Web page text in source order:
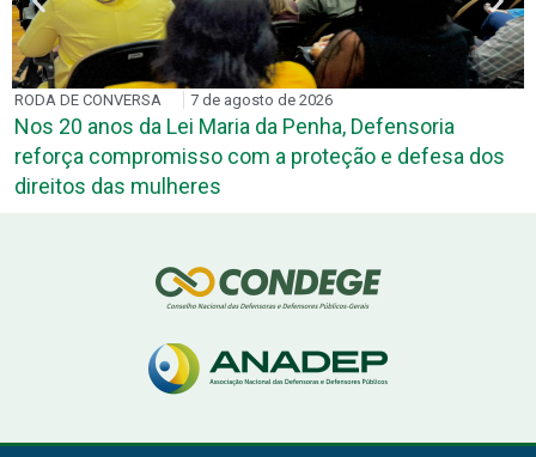
PARCERIAS 7 de agosto de 2026
DPE-PB e TRE-PB discutem termo de cooperação
para atuação de defensores na Justiça Eleitoral